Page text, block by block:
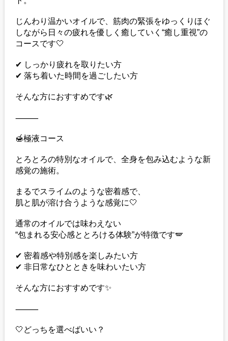
じんわり温かいオイルで、筋肉の緊張をゆっくりほぐ
しながら日々の疲れを優しく癒していく“癒し重視”の
コースです🤍
✔ しっかり疲れを取りたい方
✔ 落ち着いた時間を過ごしたい方
そんな方におすすめです🌿
⸻
🍯極液コース
とろとろの特別なオイルで、全身を包み込むような新
感覚の施術。
まるでスライムのような密着感で、
肌と肌が溶け合うような感覚に🤍
通常のオイルでは味わえない
“包まれる安心感ととろける体験”が特徴です🪽
✔ 密着感や特別感を楽しみたい方
✔ 非日常なひとときを味わいたい方
そんな方におすすめです✨
⸻
🤍どっちを選べばいい？